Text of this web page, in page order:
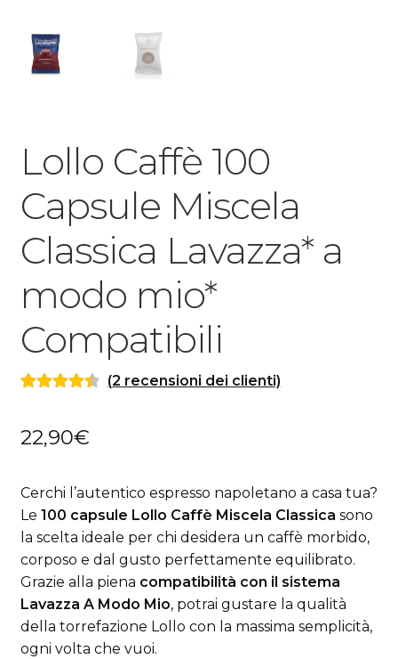
Lollo Caffè 100
Capsule Miscela
Classica Lavazza* a
modo mio*
Compatibili
base di
(2 recensioni dei clienti)
22,90€
Cerchi l’autentico espresso napoletano a casa tua?
Le 100 capsule Lollo Caffè Miscela Classica sono
la scelta ideale per chi desidera un caffè morbido,
corposo e dal gusto perfettamente equilibrato.
Grazie alla piena compatibilità con il sistema
Lavazza A Modo Mio, potrai gustare la qualità
della torrefazione Lollo con la massima semplicità,
ogni volta che vuoi.